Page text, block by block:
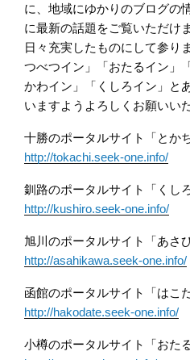
に、地域にゆかりのブログの
に最新の話題をご覧いただけま
日々充実したものにして参り
つべつイン」「おたるイン」
かわイン」「くしろイン」と
いますようよろしくお願いい
十勝のポータルサイト「とか
http://tokachi.seek-one.info/
釧路のポータルサイト「くし
http://kushiro.seek-one.info/
旭川のポータルサイト「あさ
http://asahikawa.seek-one.info/
函館のポータルサイト「はこ
http://hakodate.seek-one.info/
小樽のポータルサイト「おた